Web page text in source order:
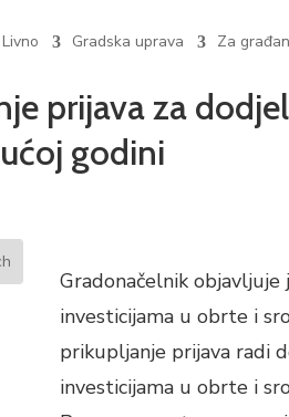
Gradska uprava Za
prijava za
godini
Gradonačelnik
investicijama u obrte i
prikupljanje prijava radi
investicijama u obrte i